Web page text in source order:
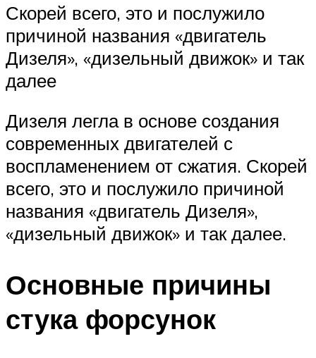
Скорей всего, это и послужило
причиной названия «двигатель
Дизеля», «дизельный движок» и так
далее
Дизеля легла в основе создания
современных двигателей с
воспламенением от сжатия. Скорей
всего, это и послужило причиной
названия «двигатель Дизеля»,
«дизельный движок» и так далее.
Основные причины
стука форсунок